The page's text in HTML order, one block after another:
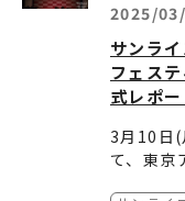
「サンラ
ボットの
や、サン
ンライズ
に登場す
ライズロ
商品を販
さらに、
購入ごと
リエイタ
敵超人ザ
ル』、『
また、
験動画『
動画『
※展示物
2025/
サンラ
フェス
式レポ
3月10日(
て、東京